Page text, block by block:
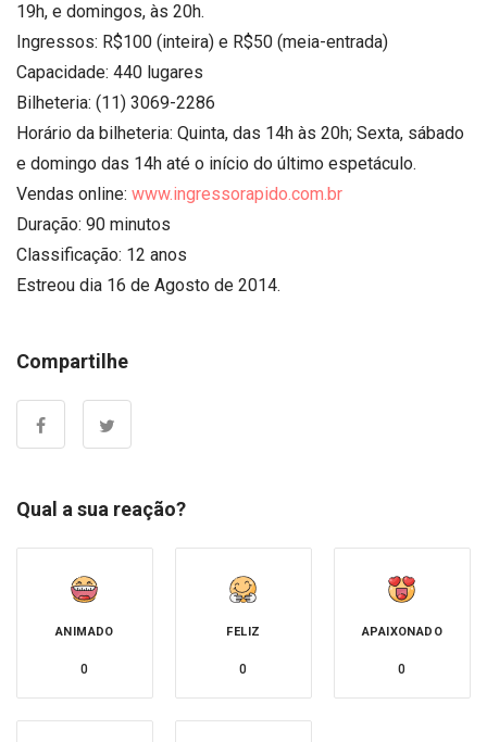
19h, e domingos, às 20h.
Ingressos: R$100 (inteira) e R$50 (meia-entrada)
Capacidade: 440 lugares
Bilheteria: (11) 3069-2286
Horário da bilheteria: Quinta, das 14h às 20h; Sexta, sábado
e domingo das 14h até o início do último espetáculo.
Vendas online: www.ingressorapido.com.br
Duração: 90 minutos
Classificação: 12 anos
Estreou dia 16 de Agosto de 2014.
Compartilhe
Qual a sua reação?
ANIMADO
0
FELIZ
0
APAIXONADO
0